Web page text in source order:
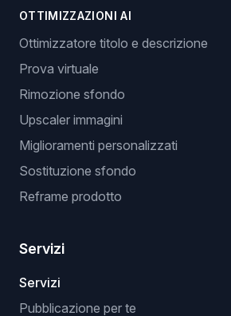
OTTIMIZZAZIONI AI
Ottimizzatore titolo e descrizione
Prova virtuale
Rimozione sfondo
Upscaler immagini
Miglioramenti personalizzati
Sostituzione sfondo
Reframe prodotto
Servizi
Servizi
Pubblicazione per te